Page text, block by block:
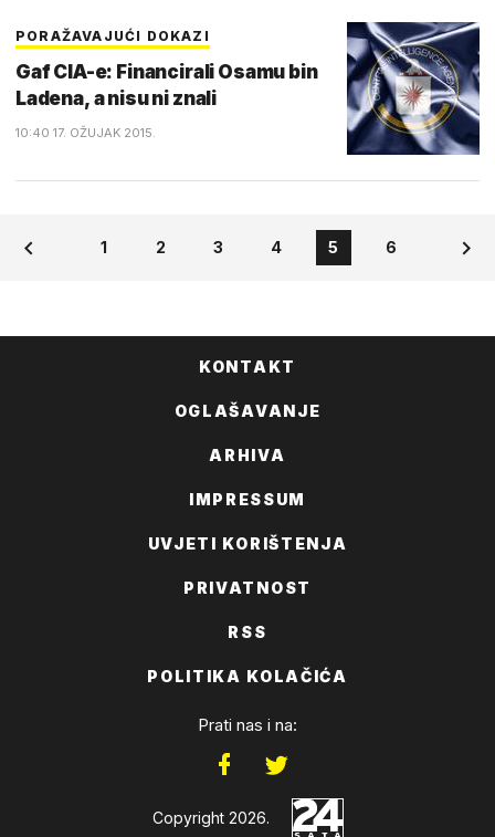
PORAŽAVAJUĆI DOKAZI
Gaf CIA-e: Financirali Osamu bin
Ladena, a nisu ni znali
10:40 17. OŽUJAK 2015.
1 2 3 4 5 6
KONTAKT
OGLAŠAVANJE
ARHIVA
IMPRESSUM
UVJETI KORIŠTENJA
PRIVATNOST
RSS
POLITIKA KOLAČIĆA
Prati nas i na:
Copyright 2026.